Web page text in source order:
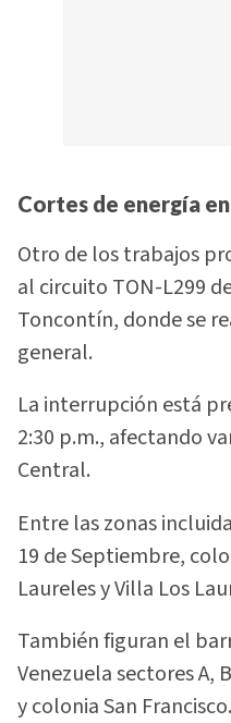
Cortes de energía
Otro de los trabajos
al circuito TON-L299
Toncontín, donde se
general.
La interrupción está
2:30 p.m., afectando
Central.
Entre las zonas
19 de Septiembre,
Laureles y Villa Los
También figuran el
Venezuela sectores A,
y colonia San Francisco.